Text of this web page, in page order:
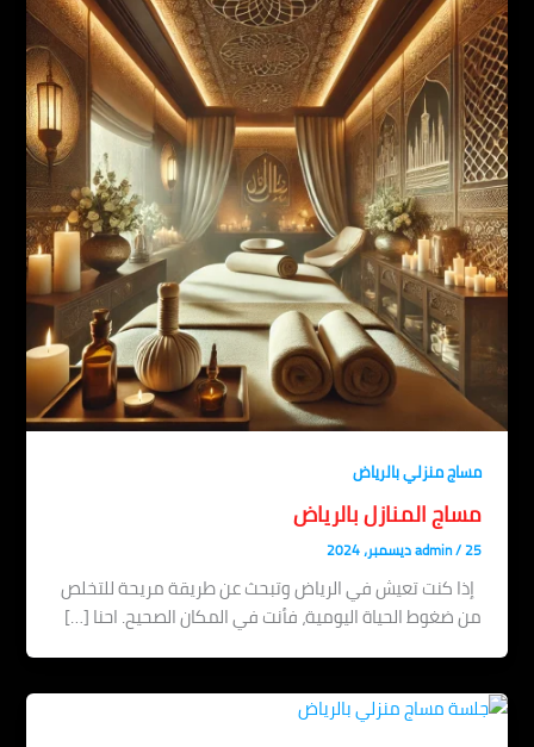
مساج منزلي بالرياض
مساج المنازل بالرياض
admin/25 ديسمبر، 2024
إذا كنت تعيش في الرياض وتبحث عن طريقة مريحة للتخلص
من ضغوط الحياة اليومية، فأنت في المكان الصحيح. احنا […]